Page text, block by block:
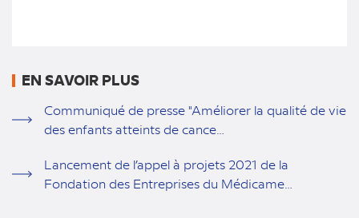
EN SAVOIR PLUS
Communiqué de presse "Améliorer la qualité de vie
des enfants atteints de cance…
Lancement de l’appel à projets 2021 de la
Fondation des Entreprises du Médicame…